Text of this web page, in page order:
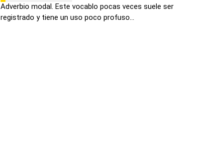
Adverbio modal. Este vocablo pocas veces suele ser
registrado y tiene un uso poco profuso...